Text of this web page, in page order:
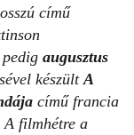
című
augusztus
készült A
című francia
A filmhétre a